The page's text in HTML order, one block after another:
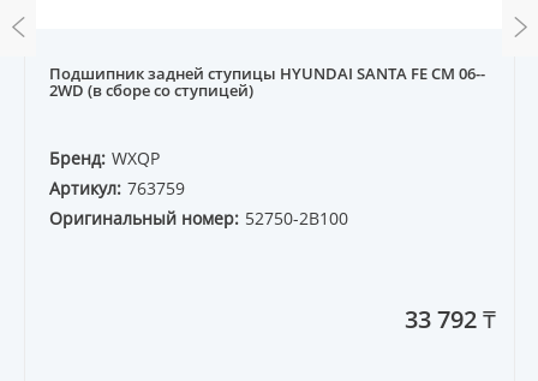
Подшипник задней ступицы HYUNDAI SANTA FE CM 06--
2WD (в сборе со ступицей)
Бренд: WXQP
Артикул: 763759
Оригинальный номер: 52750-2B100
33 792 ₸